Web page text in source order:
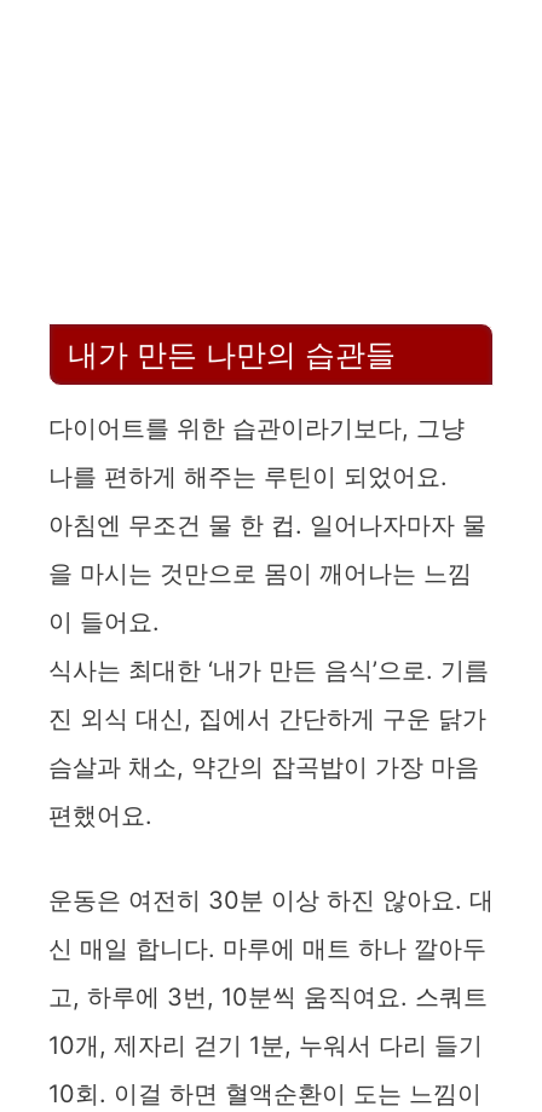
내가 만든 나만의 습관들
다이어트를 위한 습관이라기보다, 그냥
나를 편하게 해주는 루틴이 되었어요.
아침엔 무조건 물 한 컵. 일어나자마자 물
을 마시는 것만으로 몸이 깨어나는 느낌
이 들어요.
식사는 최대한 ‘내가 만든 음식’으로. 기름
진 외식 대신, 집에서 간단하게 구운 닭가
슴살과 채소, 약간의 잡곡밥이 가장 마음
편했어요.
운동은 여전히 30분 이상 하진 않아요. 대
신 매일 합니다. 마루에 매트 하나 깔아두
고, 하루에 3번, 10분씩 움직여요. 스쿼트
10개, 제자리 걷기 1분, 누워서 다리 들기
10회. 이걸 하면 혈액순환이 도는 느낌이